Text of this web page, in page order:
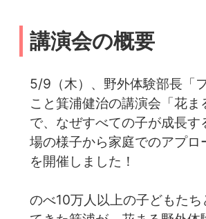
講演会の概要
5/9（木）、野外体験部長「
こと箕浦健治の講演会「花ま
で、なぜすべての子が成長す
場の様子から家庭でのアプロ
を開催しました！
のべ10万人以上の子どもたち